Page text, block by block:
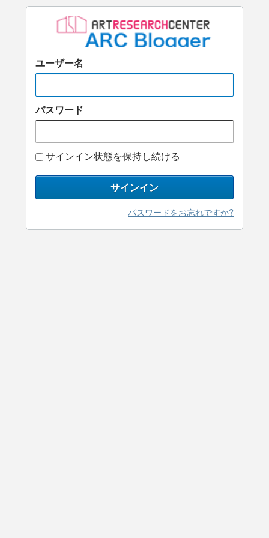
ユーザー名
パスワード
サインイン状態を保持し続ける
サインイン
パスワードをお忘れですか?